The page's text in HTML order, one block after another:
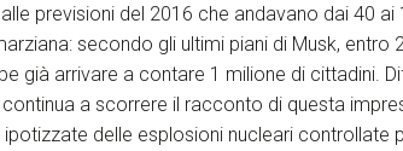
previsioni del 2016 che andavano dai 40 ai
secondo gli ultimi piani di Musk, entro
già arrivare a contare 1 milione di cittadini.
a scorrere il racconto di questa
delle esplosioni nucleari controllate